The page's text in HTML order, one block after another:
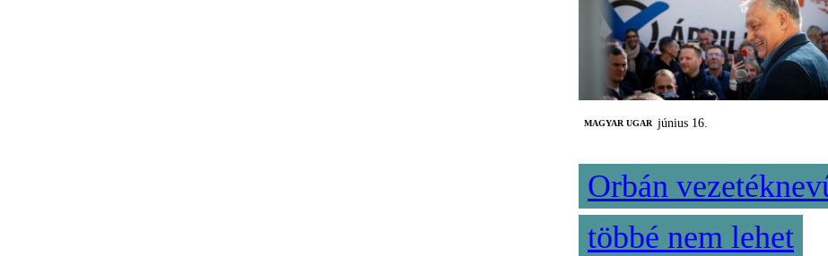
MAGYAR UGAR június 16.
Orbán
többé nem lehet